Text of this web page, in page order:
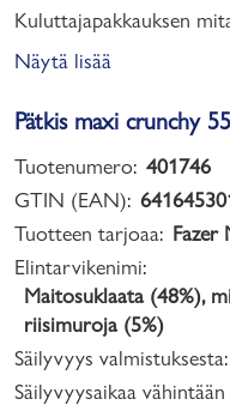
Kuluttajapakkauksen
Näytä lisää
Pätkis maxi crunchy
Tuotenumero: 401746
GTIN (EAN):
Tuotteen tarjoaa: Fazer
Elintarvikenimi:
Maitosuklaata (48%),
riisimuroja (5%)
Säilyvyys valmistuksesta:
Säilyvyysaikaa